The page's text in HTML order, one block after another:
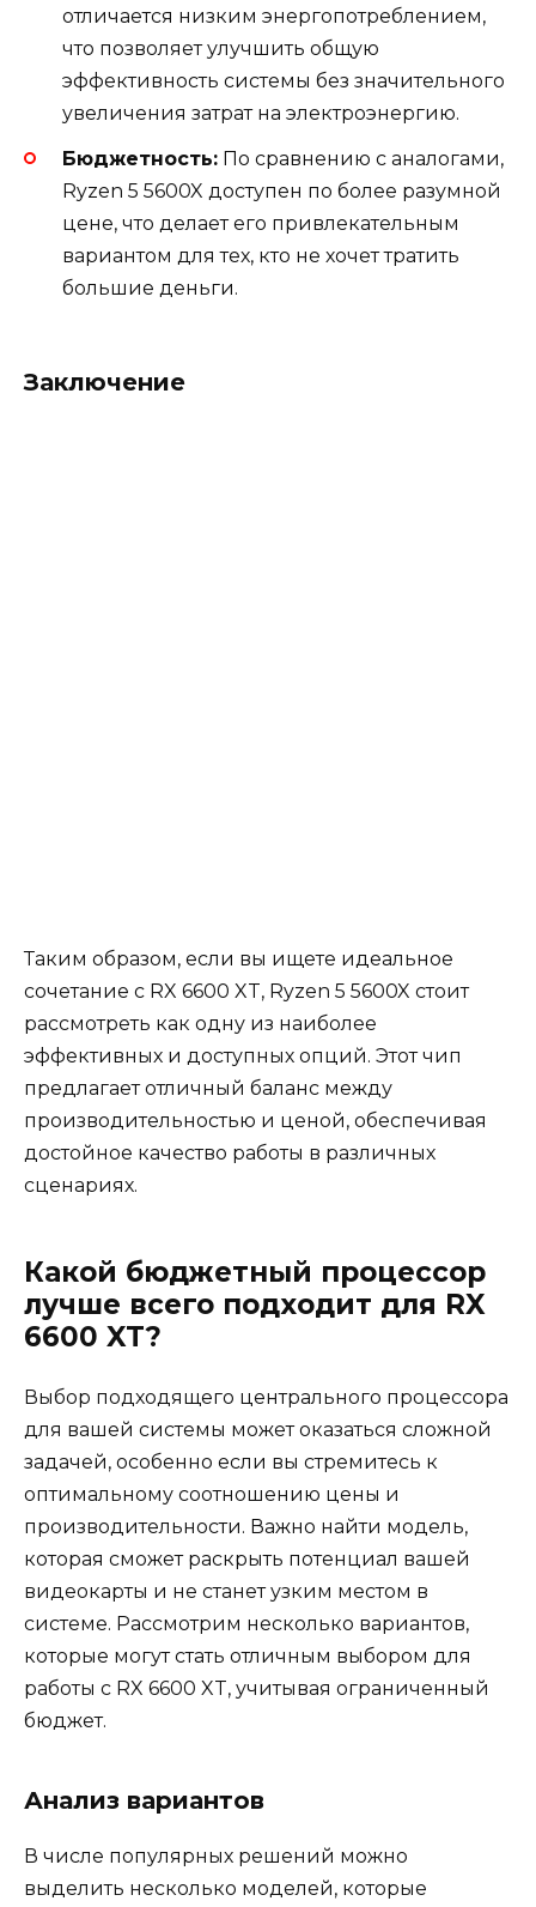
отличается низким энергопотреблением,
что позволяет улучшить общую
эффективность системы без значительного
увеличения затрат на электроэнергию.
Бюджетность: По сравнению с аналогами,
Ryzen 5 5600X доступен по более разумной
цене, что делает его привлекательным
вариантом для тех, кто не хочет тратить
большие деньги.
Заключение
Таким образом, если вы ищете идеальное
сочетание с RX 6600 XT, Ryzen 5 5600X стоит
рассмотреть как одну из наиболее
эффективных и доступных опций. Этот чип
предлагает отличный баланс между
производительностью и ценой, обеспечивая
достойное качество работы в различных
сценариях.
Какой бюджетный процессор
лучше всего подходит для RX
6600 XT?
Выбор подходящего центрального процессора
для вашей системы может оказаться сложной
задачей, особенно если вы стремитесь к
оптимальному соотношению цены и
производительности. Важно найти модель,
которая сможет раскрыть потенциал вашей
видеокарты и не станет узким местом в
системе. Рассмотрим несколько вариантов,
которые могут стать отличным выбором для
работы с RX 6600 XT, учитывая ограниченный
бюджет.
Анализ вариантов
В числе популярных решений можно
выделить несколько моделей, которые